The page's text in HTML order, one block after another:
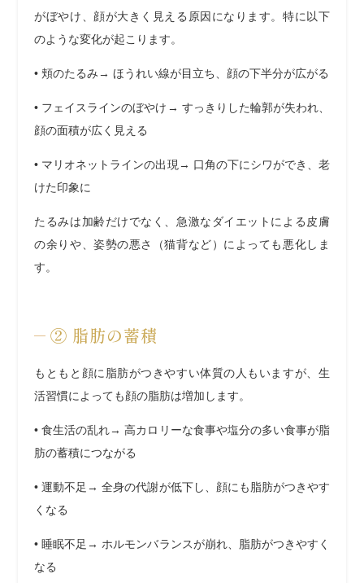
がぼやけ、顔が大きく見える原因になります。特に以下
のような変化が起こります。
• 頬のたるみ→ ほうれい線が目立ち、顔の下半分が広がる
• フェイスラインのぼやけ → すっきりした輪郭が失われ、
顔の面積が広く見える
• マリオネットラインの出現 → 口角の下にシワができ、老
けた印象に
たるみは加齢だけでなく、急激なダイエットによる皮膚
の余りや、姿勢の悪さ（猫背など）によっても悪化しま
す。
② 脂肪の蓄積
もともと顔に脂肪がつきやすい体質の人もいますが、生
活習慣によっても顔の脂肪は増加します。
• 食生活の乱れ→ 高カロリーな食事や塩分の多い食事が脂
肪の蓄積につながる
• 運動不足 → 全身の代謝が低下し、顔にも脂肪がつきやす
くなる
• 睡眠不足 → ホルモンバランスが崩れ、脂肪がつきやすく
なる